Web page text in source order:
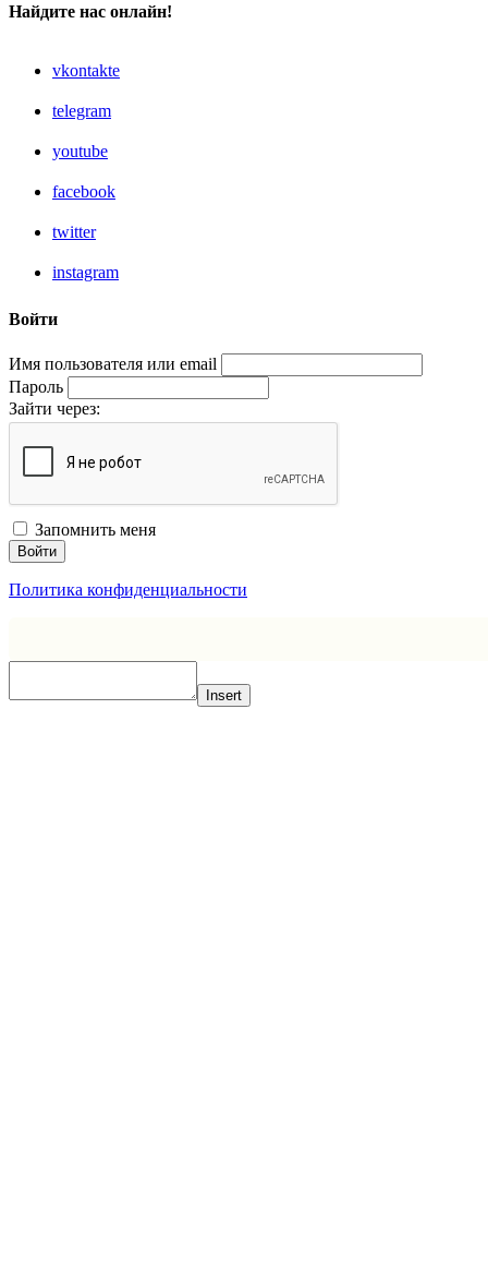
Найдите нас онлайн!
vkontakte
telegram
youtube
facebook
twitter
instagram
Войти
Имя пользователя или email
Пароль
Зайти через:
Запомнить меня
Войти
Политика конфиденциальности
Insert